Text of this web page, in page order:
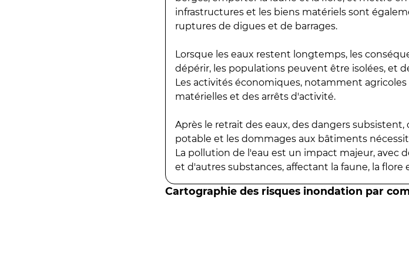
infrastructures et les biens matériels sont
ruptures de digues et de barrages.
Lorsque les eaux restent longtemps, les
dépérir, les populations peuvent être isolées, et
Les activités économiques, notamment
matérielles et des arrêts d'activité.
Après le retrait des eaux, des dangers
potable et les dommages aux bâtiments
La pollution de l'eau est un impact majeur, avec
et d'autres substances, affectant la faune, la flore
Cartographie des risques inondation par